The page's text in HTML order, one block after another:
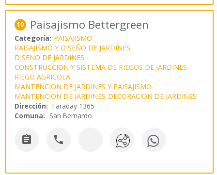
10 Paisajismo Bettergreen
Categoría: PAISAJISMO
PAISAJISMO Y DISEÑO DE JARDINES
DISEÑO DE JARDINES
CONSTRUCCION Y SISTEMA DE RIEGOS DE JARDINES
RIEGO AGRICOLA
MANTENCION DE JARDINES Y PAISAJISMO
MANTENCION DE JARDINES DECORACION DE JARDINES
Dirección: Faraday 1365
Comuna: San Bernardo
 